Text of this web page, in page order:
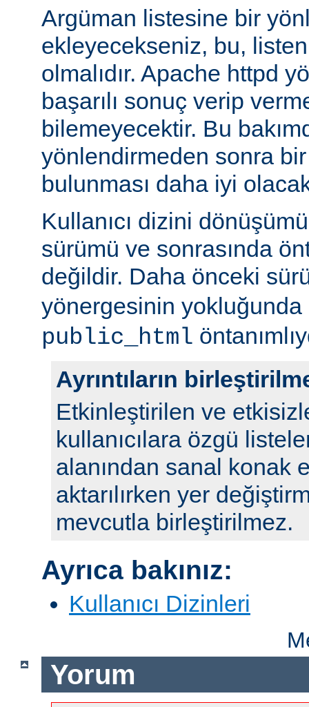
Argüman listesine bir
ekleyecekseniz, bu,
olmalıdır. Apache httpd
başarılı sonuç verip
bilemeyecektir. Bu
yönlendirmeden sonra
bulunması daha iyi
Kullanıcı dizini
sürümü ve sonrasında
değildir. Daha önceki
yönergesinin yokluğunda
public_html
Ayrıntıların
Etkinleştirilen ve
kullanıcılara özgü
alanından sanal konak
aktarılırken yer
mevcutla birleştirilmez.
Ayrıca bakınız:
Kullanıcı Dizinleri
Yorum